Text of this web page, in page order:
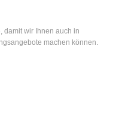
damit wir Ihnen auch in
machen können.